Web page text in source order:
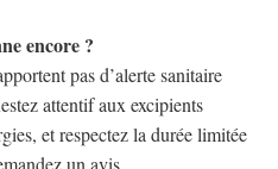
encore ?
pas d’alerte sanitaire
attentif aux excipients
et respectez la durée limitée
un avis.